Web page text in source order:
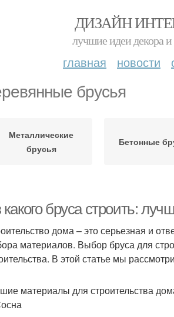
ДИЗАЙН
лучшие идеи декора
главная новости
брусья
Металлические
брусья
Бетонные
какого бруса строить:
дома – это серьезная и
материалов. Выбор бруса для
В этой статье мы
материалы для строительства